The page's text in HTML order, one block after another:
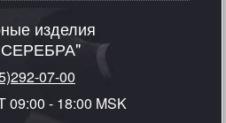
изделия
07-00
- 18:00 MSK